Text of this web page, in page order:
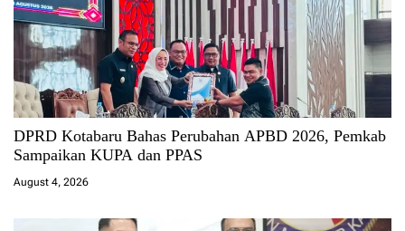
DPRD Kotabaru Bahas Perubahan APBD 2026, Pemkab
Sampaikan KUPA dan PPAS
August 4, 2026